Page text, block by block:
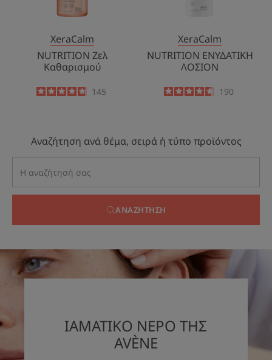
XeraCalm
NUTRITION Zελ
Καθαρισμού
4.8
/5145
XeraCalm
NUTRITION ΕΝΥΔΑΤΙΚΗ
ΛΟΣΙΟΝ
4.6
/5190
Αναζήτηση ανά θέμα, σειρά ή τύπο προϊόντος
ΑΝΑΖΉΤΗΣΗ
ΙΑΜΑΤΙΚΟ ΝΕΡΟ ΤΗΣ
AVÈNE